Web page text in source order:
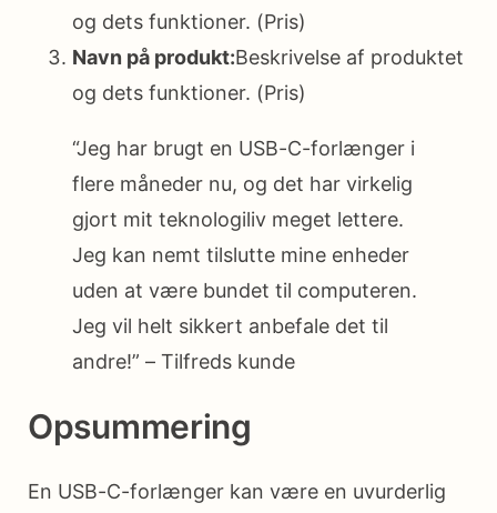
og dets funktioner. (Pris)
Navn på produkt:Beskrivelse af produktet
og dets funktioner. (Pris)
“Jeg har brugt en USB-C-forlænger i
flere måneder nu, og det har virkelig
gjort mit teknologiliv meget lettere.
Jeg kan nemt tilslutte mine enheder
uden at være bundet til computeren.
Jeg vil helt sikkert anbefale det til
andre!” – Tilfreds kunde
Opsummering
En USB-C-forlænger kan være en uvurderlig